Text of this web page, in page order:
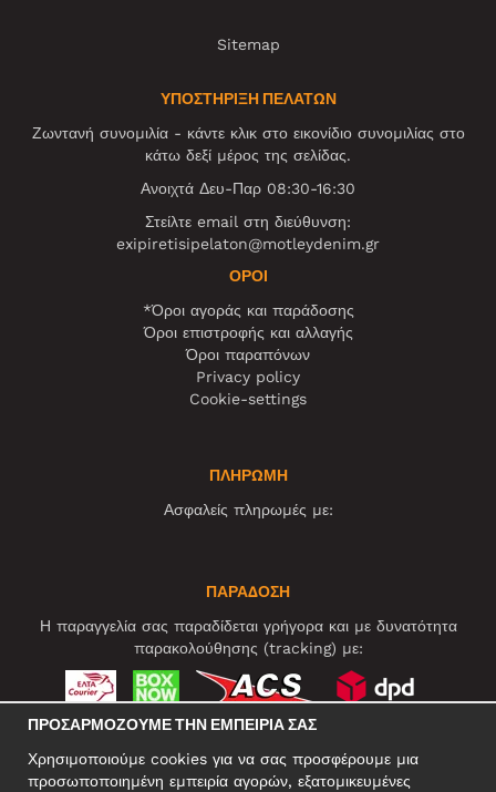
Sitemap
ΥΠΟΣΤΗΡΙΞΗ ΠΕΛΑΤΩΝ
Ζωντανή συνομιλία - κάντε κλικ στο εικονίδιο συνομιλίας στο
κάτω δεξί μέρος της σελίδας.
Ανοιχτά Δευ-Παρ 08:30-16:30
Στείλτε email στη διεύθυνση:
exipiretisipelaton@motleydenim.gr
ΌΡΟΙ
*Όροι αγοράς και παράδοσης
Όροι επιστροφής και αλλαγής
Όροι παραπόνων
Privacy policy
Cookie-settings
ΠΛΗΡΩΜΗ
Ασφαλείς πληρωμές με:
ΠΑΡΑΔΟΣΗ
Η παραγγελία σας παραδίδεται γρήγορα και με δυνατότητα
παρακολούθησης (tracking) με:
ΠΡΟΣΑΡΜΌΖΟΥΜΕ ΤΗΝ ΕΜΠΕΙΡΊΑ ΣΑΣ
Χρησιμοποιούμε cookies για να σας προσφέρουμε μια
προσωποποιημένη εμπειρία αγορών, εξατομικευμένες